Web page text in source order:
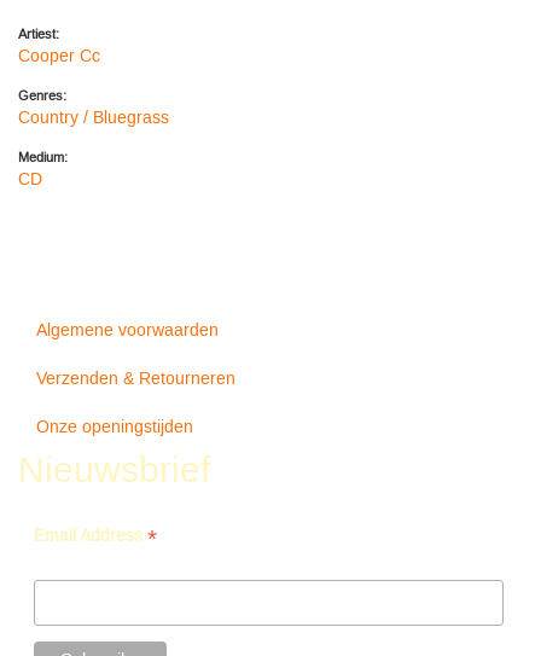
Artiest:
Cooper Cc
Genres:
Country / Bluegrass
Medium:
CD
Algemene voorwaarden
Verzenden & Retourneren
Onze openingstijden
Nieuwsbrief
Email Address *